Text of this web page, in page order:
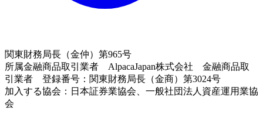
関東財務局長（金仲）第965号
所属金融商品取引業者 AlpacaJapan株式会社 金融商品取
引業者 登録番号：関東財務局長（金商）第3024号
加入する協会：日本証券業協会、一般社団法人資産運用業協
会